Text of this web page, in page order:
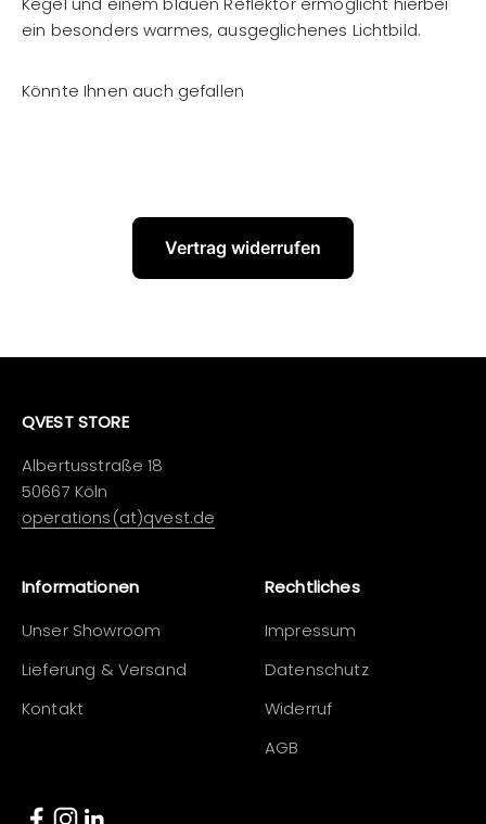
ein besonders warmes, ausgeglichenes Lichtbild.
Vertrag widerrufen
QVEST STORE
Albertusstraße 18
50667 Köln
operations(at)qvest.de
Informationen
Unser Showroom
Lieferung & Versand
Kontakt
Rechtliches
Impressum
Datenschutz
Widerruf
AGB